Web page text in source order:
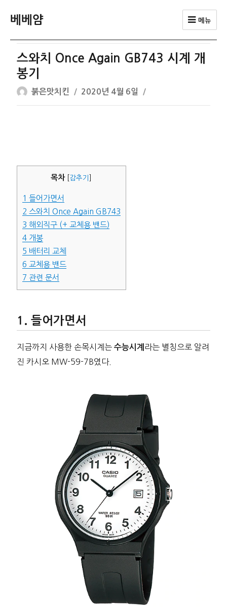
베베얌 메뉴
스와치 Once Again GB743 시계 개
봉기
글
쓴
붉은맛치킨
작
성
2020년 4월 6일
목차 감추기
1 들어가면서
2 스와치 Once Again GB743
3 해외직구 (+ 교체용 밴드)
4개봉
5 배터리 교체
6 교체용 밴드
7 관련 문서
들어가면서
지금까지 사용한 손목시계는 수능시계 라는 별칭으로 알려
진 카시오 MW-59-7B였다.